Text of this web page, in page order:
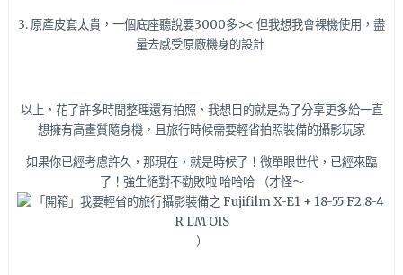
3. 原產皮套太貴，一個底座聽說要3000多>< 但我想我會裸機使用，盡
量去感受原廠機身的設計
以上，花了許多時間整理還有拍照，我想目的就是為了分享更多給一直
想擁有高畫質隨身機，且旅行時候需要輕省拍照裝備的攝影玩家
如果你已經考慮許久，那現在，就是時候了！微單眼世代，已經來臨
了！強生絕對不勸敗啦 哈哈哈 （才怪～
）